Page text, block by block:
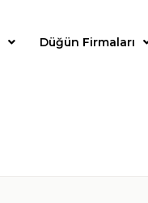
Düğün Firmaları